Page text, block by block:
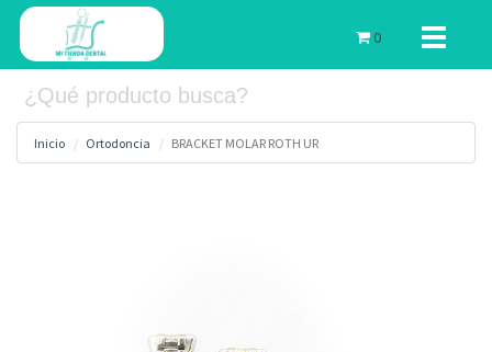
Toggle
0
Inicio Ortodoncia BRACKET MOLAR ROTH UR